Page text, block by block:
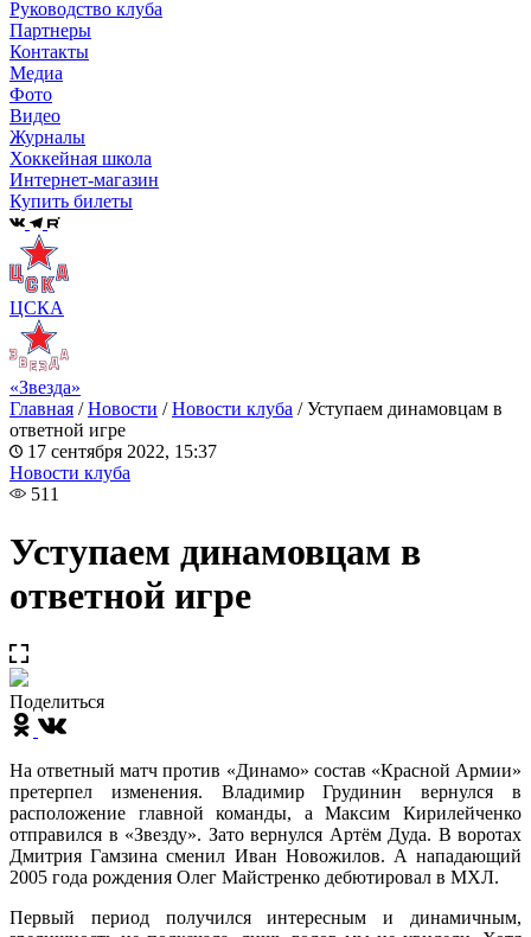
Руководство клуба
Партнеры
Контакты
Медиа
Фото
Видео
Журналы
Хоккейная школа
Интернет-магазин
Купить билеты
ЦСКА
«Звезда»
Главная /Новости /Новости клуба /Уступаем динамовцам в
ответной игре
17 сентября 2022, 15:37
Новости клуба
511
Уступаем динамовцам в
ответной игре
Поделиться
На ответный матч против «Динамо» состав «Красной Армии»
претерпел изменения. Владимир Грудинин вернулся в
расположение главной команды, а Максим Кирилейченко
отправился в «Звезду». Зато вернулся Артём Дуда. В воротах
Дмитрия Гамзина сменил Иван Новожилов. А нападающий
2005 года рождения Олег Майстренко дебютировал в МХЛ.
Первый период получился интересным и динамичным,